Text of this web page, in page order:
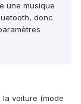
une musique
donc
voiture (mode